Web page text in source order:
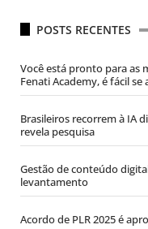
POSTS RECENTES
Você está pronto para as
Fenati Academy, é fácil se
Brasileiros recorrem à IA
revela pesquisa
Gestão de conteúdo
levantamento
Acordo de PLR 2025 é